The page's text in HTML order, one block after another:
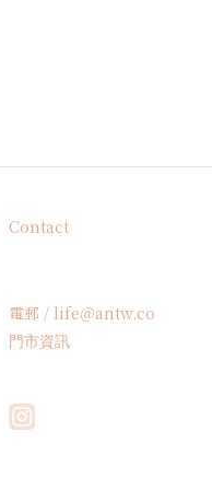
Contact
電郵 / life＠antw.co
門市資訊